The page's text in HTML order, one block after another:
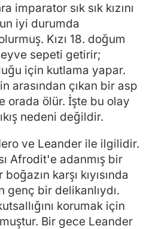
imparator sık sık kızını
iyi durumda
Kızı 18. doğum
sepeti getirir;
için kutlama yapar.
arasından çıkan bir asp
orada ölür. İşte bu olay
nedeni değildir.
ve Leander ile ilgilidir.
Afrodit'e adanmış bir
karşı kıyısında
bir delikanlıydı.
korumak için
Bir gece Leander